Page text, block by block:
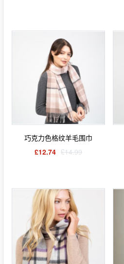
巧克力色格纹羊毛围巾
£12.74 £14.99